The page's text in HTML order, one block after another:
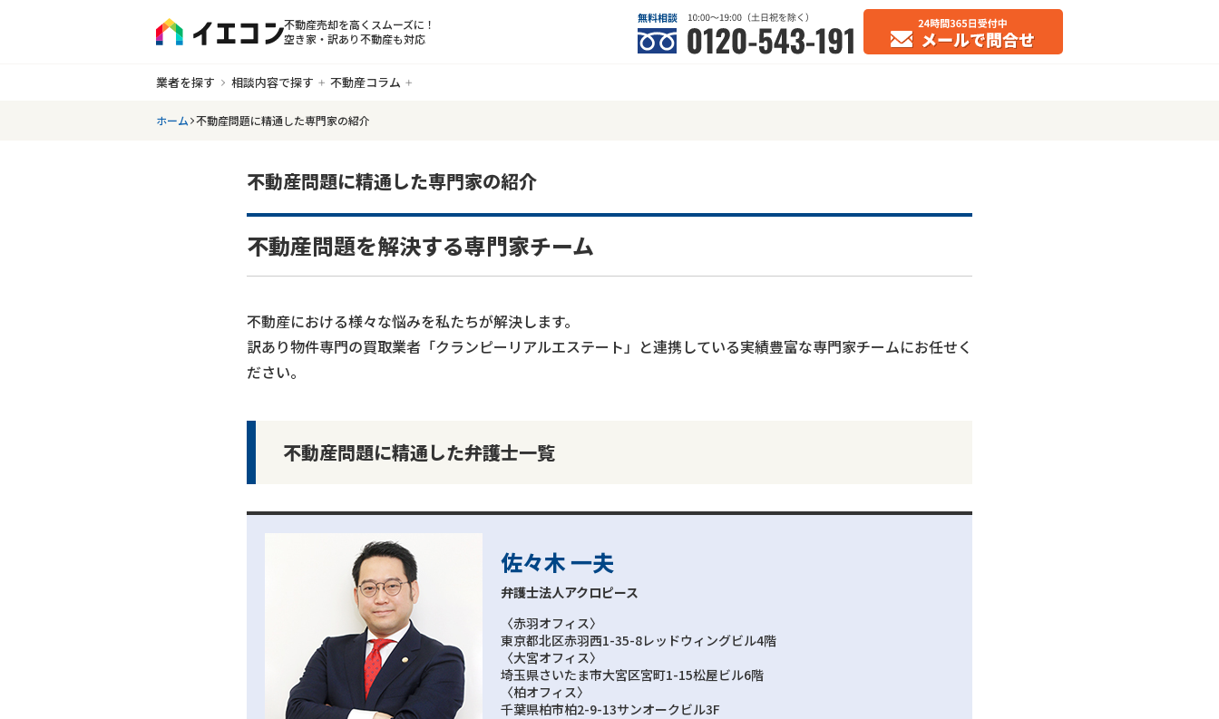
不動産売却を高くスムーズに！
空き家・訳あり不動産も対応
業者を探す 相談内容で探す 不動産コラム
ホーム 不動産問題に精通した専門家の紹介
不動産問題に精通した専門家の紹介
不動産問題を解決する専門家チーム
不動産における様々な悩みを私たちが解決します。
訳あり物件専門の買取業者「クランピーリアルエステート」と連携している実績豊富な専門家チームにお任せく
ださい。
不動産問題に精通した弁護士一覧
佐々木 一夫
弁護士法人アクロピース
〈赤羽オフィス〉
東京都北区赤羽西1-35-8レッドウィングビル4階
〈大宮オフィス〉
埼玉県さいたま市大宮区宮町1-15松屋ビル6階
〈柏オフィス〉
千葉県柏市柏2-9-13サンオークビル3F